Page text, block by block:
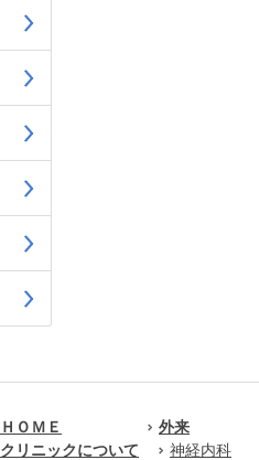
ＨＯＭＥ
クリニックについて
外来
神経内科